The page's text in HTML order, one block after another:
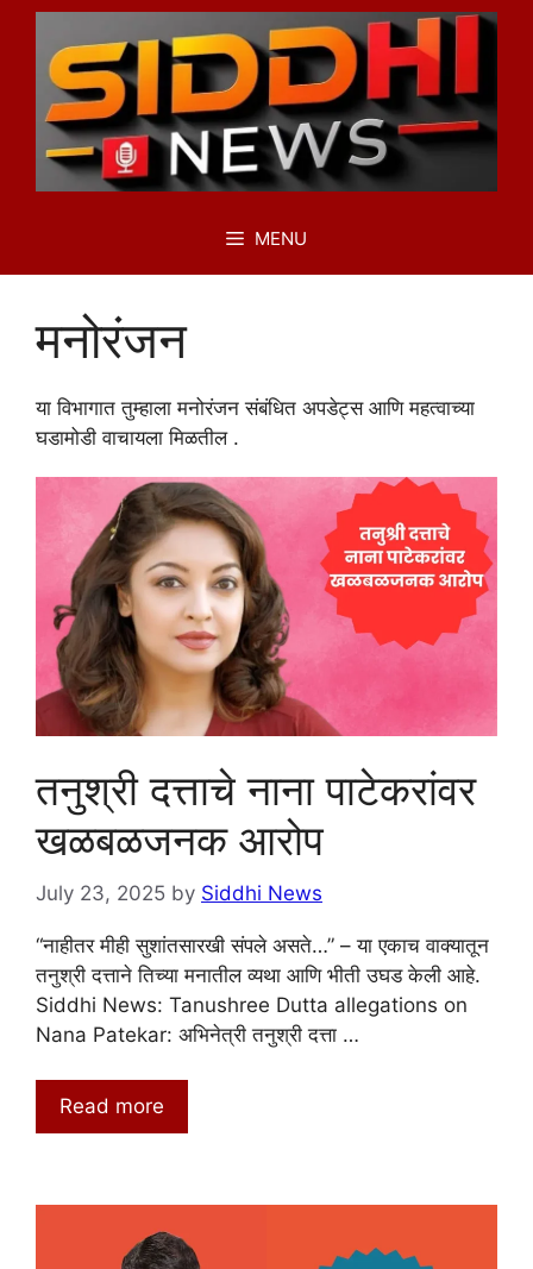
Skip
content
MENU
मनोरंजन
या विभागात तुम्हाला मनोरंजन संबंधित अपडेट्स आणि महत्वाच्या
घडामोडी वाचायला मिळतील .
तनुश्री दत्ताचे नाना पाटेकरांवर
खळबळजनक आरोप
July 23, 2025 by Siddhi News
“नाहीतर मीही सुशांतसारखी संपले असते…” – या एकाच वाक्यातून
तनुश्री दत्ताने तिच्या मनातील व्यथा आणि भीती उघड केली आहे.
Siddhi News: Tanushree Dutta allegations on
Nana Patekar: अभिनेत्री तनुश्री दत्ता …
Read more